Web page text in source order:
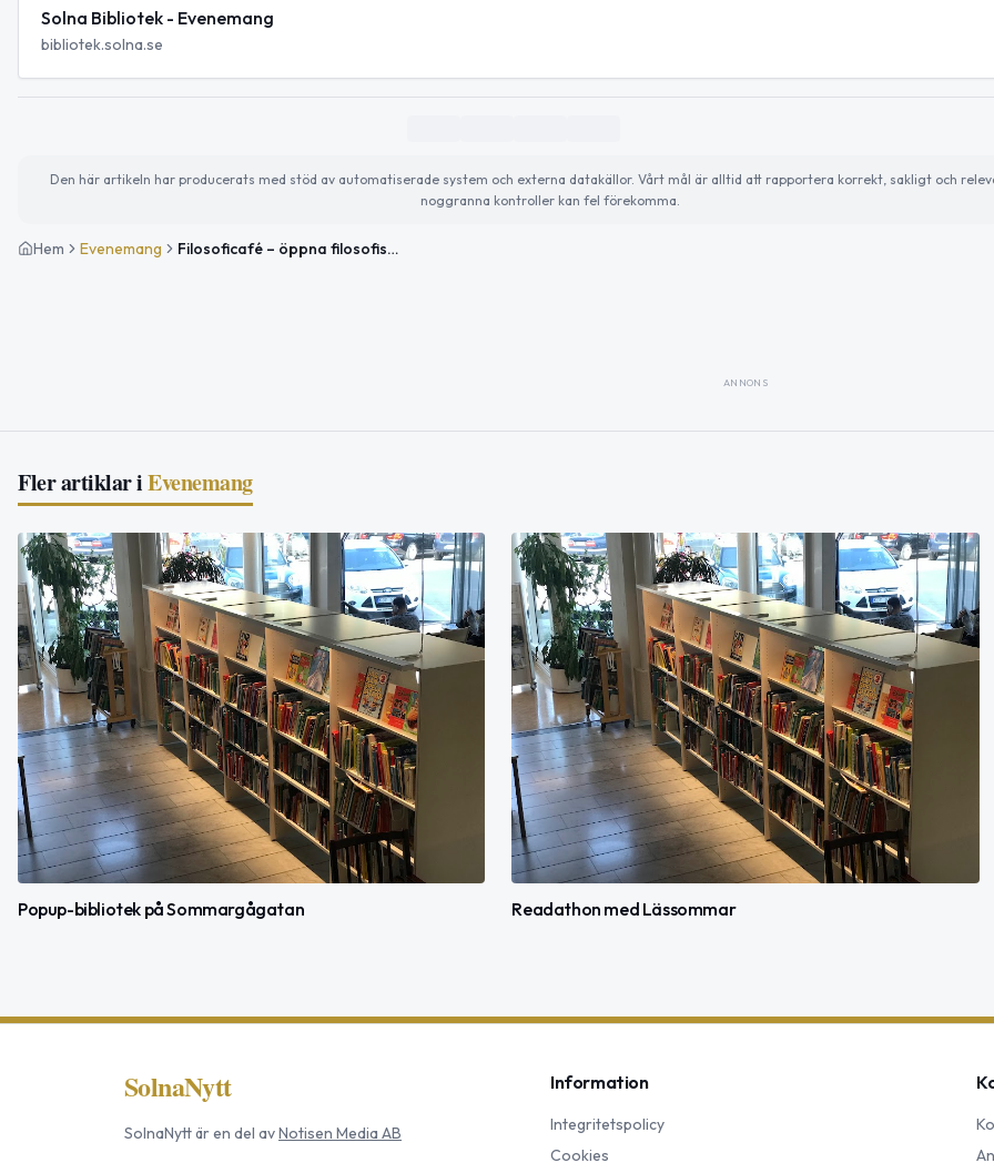
Solna Bibliotek - Evenemang
bibliotek.solna.se
Den här artikeln har producerats med stöd av automatiserade system och externa datakällor. Vårt mål är alltid att rapportera korrekt, sakligt och
noggranna kontroller kan fel förekomma.
Hem Evenemang Filosoficafé – öppna filosofiska samtal på biblioteket
ANNONS
Fler artiklar iEvenemang
Popup-bibliotek på Sommargågatan Readathon med Lässommar
SolnaNytt
SolnaNyttär en del avNotisen Media AB
Information
Integritetspolicy
Cookies